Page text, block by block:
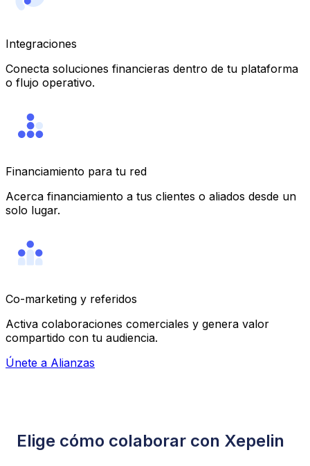
Integraciones
Conecta soluciones financieras dentro de tu plataforma
o flujo operativo.
Financiamiento para tu red
Acerca financiamiento a tus clientes o aliados desde un
solo lugar.
Co-marketing y referidos
Activa colaboraciones comerciales y genera valor
compartido con tu audiencia.
Únete a Alianzas
Elige cómo colaborar con Xepelin